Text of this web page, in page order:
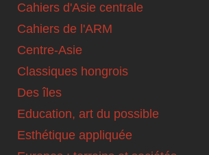
Cahiers d'Asie centrale
Cahiers de l'ARM
Centre-Asie
Classiques hongrois
Des îles
Education, art du possible
Esthétique appliquée